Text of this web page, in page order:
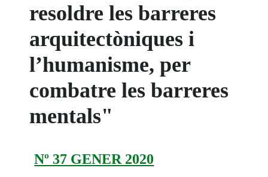
resoldre les barreres
arquitectòniques i
l’humanisme, per
combatre les barreres
mentals"
Nº 37 GENER 2020